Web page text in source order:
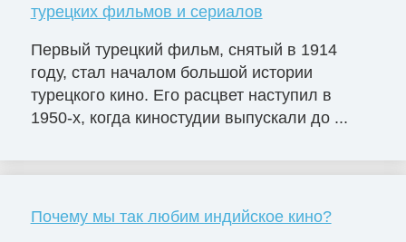
турецких фильмов и сериалов
Первый турецкий фильм, снятый в 1914
году, стал началом большой истории
турецкого кино. Его расцвет наступил в
1950-х, когда киностудии выпускали до ...
Почему мы так любим индийское кино?